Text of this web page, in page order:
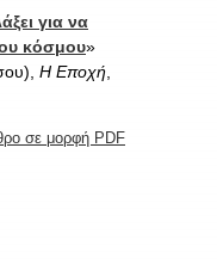
για να
κόσμου»
Η Εποχή
σε μορφή PDF